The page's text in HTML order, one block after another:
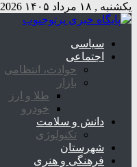
یکشنبه , ۱۸ مرداد ۱۴۰۵ 2026 - 08 - 09
سیاسی
اجتماعی
حوادث، انتظامی
بازار
طلا و ارز
خودرو
دانش و سلامت
تکنولوژی
شهرستان
فرهنگی و هنری